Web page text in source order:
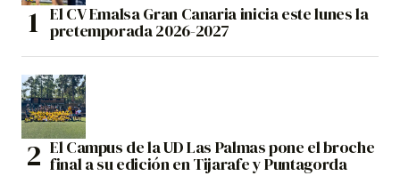
El CV Emalsa Gran Canaria inicia este lunes la
pretemporada 2026-2027
El Campus de la UD Las Palmas pone el broche
final a su edición en Tijarafe y Puntagorda